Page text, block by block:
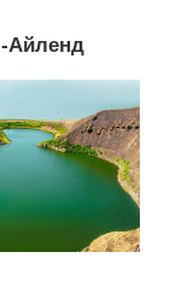
Айленд